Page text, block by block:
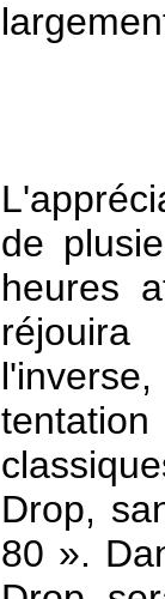
de
heures
Drop,
80 ».